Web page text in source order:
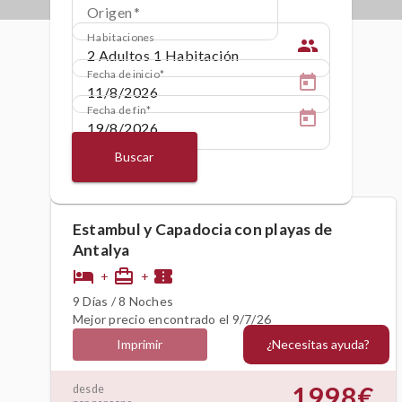
Origen
Habitaciones people
Fecha de inicio
Fecha de fin
Buscar
Estambul y Capadocia con playas de
Antalya
hotel + card_travel + confirmation_number
9 Días / 8 Noches
Mejor precio encontrado el 9/7/26
Imprimir
desde
¿Necesitas ayuda?